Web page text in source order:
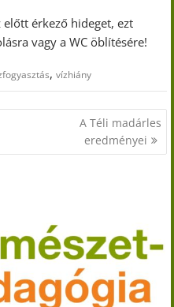
érkező hideget, ezt
vagy a WC öblítésére!
,vízhiány
A Téli madárles
eredményei